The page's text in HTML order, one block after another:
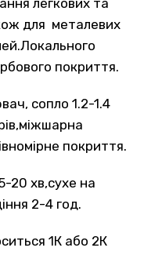
для металевих
покриття.
сопло 1.2-1.4
покриття.
20 хв,сухе на
2-4 год.
1К або 2К